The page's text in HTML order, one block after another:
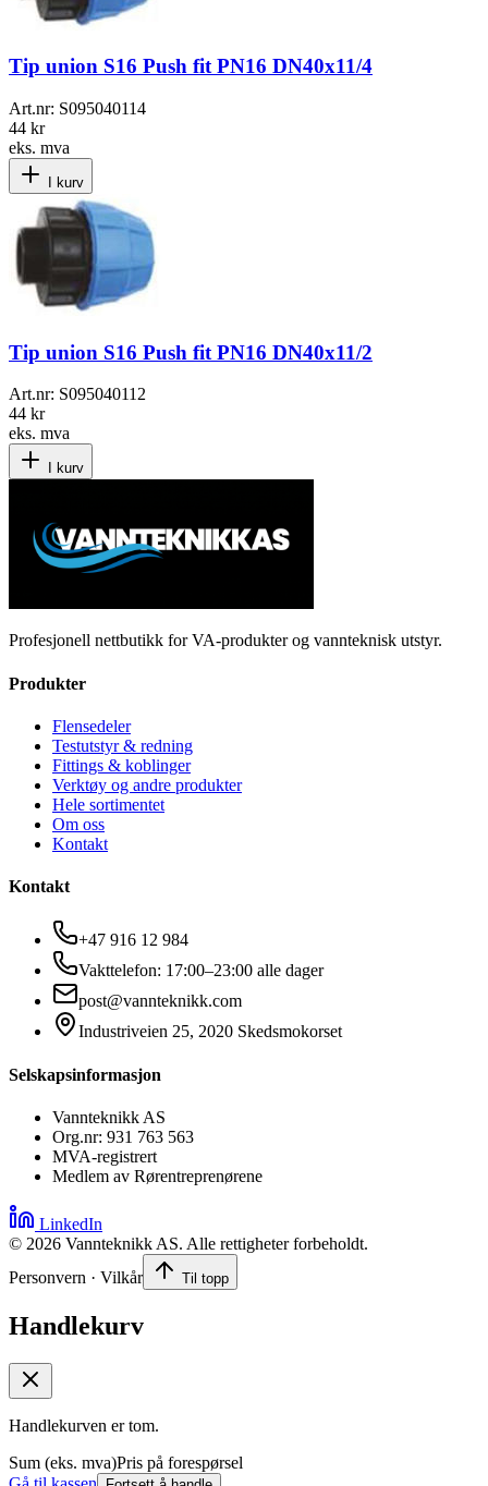
Tip union S16 Push fit PN16 DN40x11/4
Art.nr: S095040114
44 kr
eks. mva
I kurv
Tip union S16 Push fit PN16 DN40x11/2
Art.nr: S095040112
44 kr
eks. mva
I kurv
Profesjonell nettbutikk for VA-produkter og vannteknisk utstyr.
Produkter
Flensedeler
Testutstyr & redning
Fittings & koblinger
Verktøy og andre produkter
Hele sortimentet
Om oss
Kontakt
Kontakt
+47 916 12 984
Vakttelefon: 17:00–23:00 alle dager
post@vannteknikk.com
Industriveien 25, 2020 Skedsmokorset
Selskapsinformasjon
Vannteknikk AS
Org.nr: 931 763 563
MVA-registrert
Medlem av Rørentreprenørene
LinkedIn
© 2026 Vannteknikk AS. Alle rettigheter forbeholdt.
Personvern · Vilkår
Til topp
Handlekurv
Handlekurven er tom.
Sum (eks. mva)Pris på forespørsel